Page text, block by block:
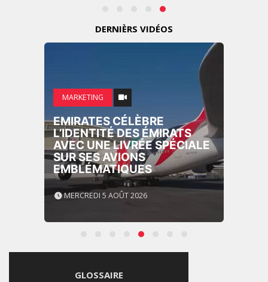
DERNIÈRS VIDÉOS
MARKETING
EMIRATES CÉLÈBRE
L’IDENTITÉ DES ÉMIRATS
AVEC UNE LIVRÉE SPÉCIALE
SUR SES AVIONS
EMBLÉMATIQUES
MERCREDI 5 AOÛT 2026
GLOSSAIRE